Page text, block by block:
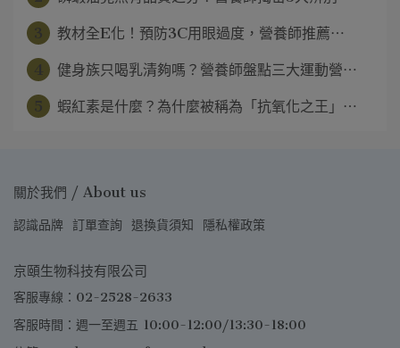
教材全E化！預防3C用眼過度，營養師推薦⋯
健身族只喝乳清夠嗎？營養師盤點三大運動營⋯
蝦紅素是什麼？為什麼被稱為「抗氧化之王」⋯
關於我們 / About us
認識品牌 訂單查詢 退換貨須知 隱私權政策
京頤生物科技有限公司
客服專線：02-2528-2633
客服時間：週一至週五 10:00-12:00/13:30-18:00